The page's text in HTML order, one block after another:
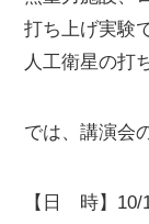
打ち上げ実験
人工衛星の打
では、講演会
【日 時】10/